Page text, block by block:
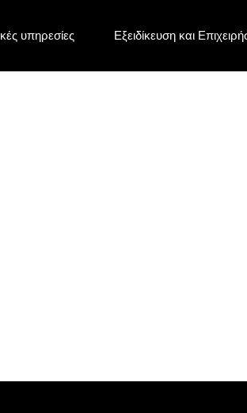
υπηρεσίες Εξειδίκευση και